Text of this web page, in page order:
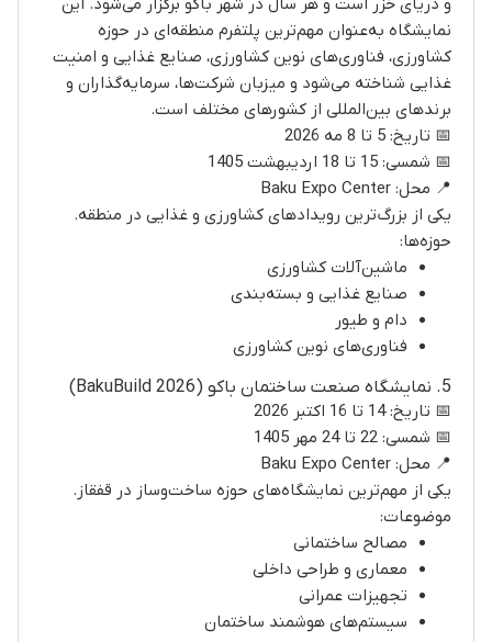
نمایشگاه به‌عنوان مهم‌ترین پلتفرم منطقه‌ای در حوزه
کشاورزی، فناوری‌های نوین کشاورزی، صنایع غذایی و امنیت
غذایی شناخته می‌شود و میزبان شرکت‌ها، سرمایه‌گذاران و
برندهای بین‌المللی از کشورهای مختلف است.
📅 تاریخ: 5 تا 8 مه 2026
📅 شمسی: 15 تا 18 اردیبهشت 1405
📍 محل: Baku Expo Center
یکی از بزرگ‌ترین رویدادهای کشاورزی و غذایی در منطقه.
حوزه‌ها:
ماشین‌آلات کشاورزی
صنایع غذایی و بسته‌بندی
دام و طیور
فناوری‌های نوین کشاورزی
📅 تاریخ: 14 تا 16 اکتبر 2026
📅 شمسی: 22 تا 24 مهر 1405
📍 محل: Baku Expo Center
یکی از مهم‌ترین نمایشگاه‌های حوزه ساخت‌وساز در قفقاز.
موضوعات:
مصالح ساختمانی
معماری و طراحی داخلی
تجهیزات عمرانی
سیستم‌های هوشمند ساختمان